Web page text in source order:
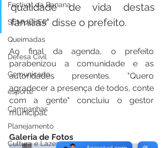
Festival da Banana
SEMULHER
Queimadas
Defesa Civil
Comunicado
esporte
Campanhas
Planejamento
Cultura e Lazer
qualidade de vida destas
famílias" disse o prefeito.
Ao final da agenda, o prefeito
parabenizou a comunidade e as
autoridades presentes. "Quero
agradecer a presença de todos, conte
com a gente" concluiu o gestor
municipal.
Galeria de Fotos